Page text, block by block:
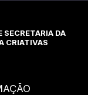
SECRETARIA DA
CRIATIVAS